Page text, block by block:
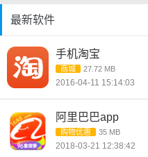
最新软件
手机淘宝
商城 27.72 MB
2016-04-11 15:14:03
阿里巴巴app
购物优惠 35 MB
2018-03-21 12:38:42